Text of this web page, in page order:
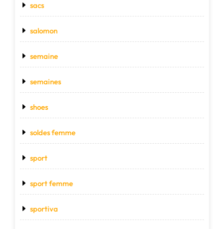
sacs
salomon
semaine
semaines
shoes
soldes femme
sport
sport femme
sportiva